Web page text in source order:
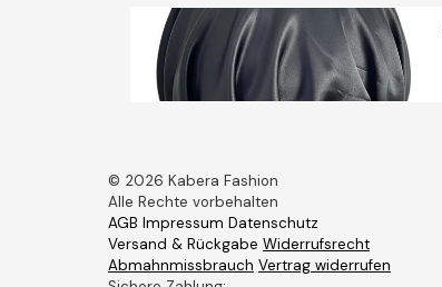
© 2026 Kabera Fashion
Alle Rechte vorbehalten
AGB Impressum Datenschutz
Versand & Rückgabe Widerrufsrecht
Abmahnmissbrauch Vertrag widerrufen